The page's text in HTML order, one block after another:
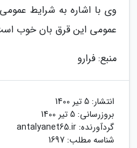
وی با اشاره به شرایط
عمومی این قرق بان خوب
منبع: فرارو
انتشار: 5 تیر 1400
بروزرسانی: 5 تیر 1400
گردآورنده: antalyanet65.ir
شناسه مطلب: 1697